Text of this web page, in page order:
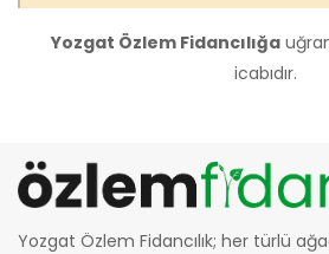
Yozgat Özlem Fidancılığa
icabıdır.
Yozgat Özlem Fidancılık; her türlü